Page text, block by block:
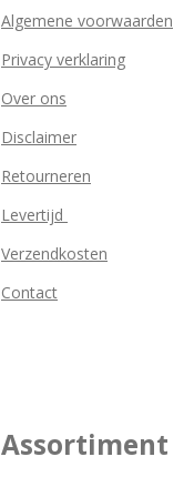
Algemene voorwaarden
Privacy verklaring
Over ons
Disclaimer
Retourneren
Levertijd
Verzendkosten
Contact
Assortiment